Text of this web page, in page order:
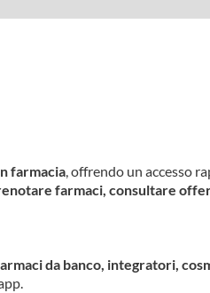
farmacia, offrendo un accesso
farmaci, consultare
da banco, integratori,